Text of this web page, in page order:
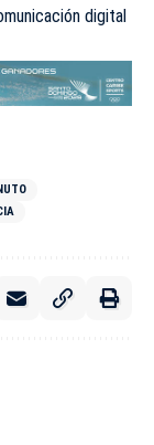
digital